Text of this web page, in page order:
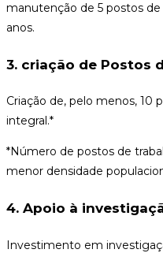
manutenção de 5 postos
anos.
3. criação de Postos
Criação de, pelo menos, 10
integral.*
*Número de postos de
menor densidade
4. Apoio à
Investimento em